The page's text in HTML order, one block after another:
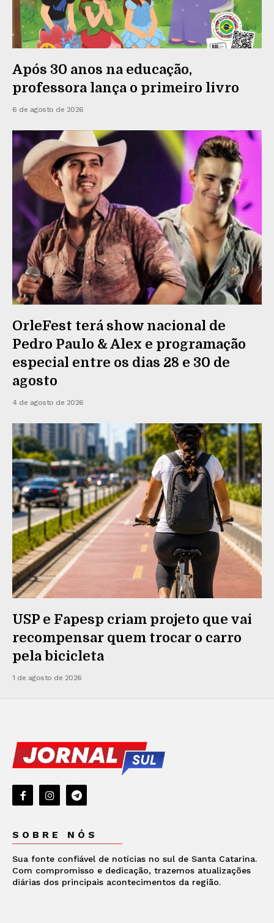
Após 30 anos na educação,
professora lança o primeiro livro
6 de agosto de 2026
OrleFest terá show nacional de
Pedro Paulo & Alex e programação
especial entre os dias 28 e 30 de
agosto
4 de agosto de 2026
USP e Fapesp criam projeto que vai
recompensar quem trocar o carro
pela bicicleta
1 de agosto de 2026
SOBRE NÓS
Sua fonte confiável de notícias no sul de Santa Catarina.
Com compromisso e dedicação, trazemos atualizações
diárias dos principais acontecimentos da região.